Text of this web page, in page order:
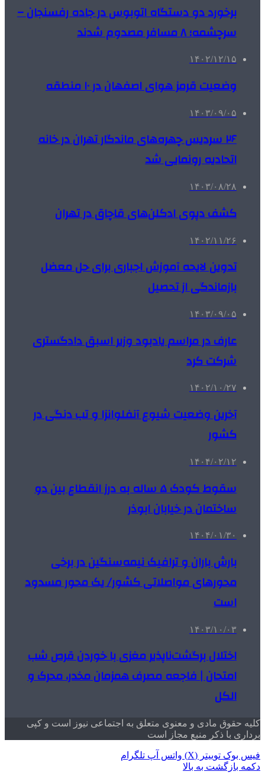
برخورد دو دستگاه اتوبوس در جاده رفسنجان –
سرچشمه؛ ۸ مسافر مصدوم شدند
۱۴۰۲/۱۲/۱۵
وضعیت قرمز هوای اصفهان در ۱۰ منطقه
۱۴۰۳/۰۹/۰۵
۲۶ سردیس چهره‌های ماندگار تهران در خانه
اتحادیه رونمایی شد
۱۴۰۳/۰۸/۲۸
کشف دپوی ادکلن‌های قاچاق در تهران
۱۴۰۲/۱۱/۲۶
تدوین لایحه آموزش اجباری برای حل معضل
بازماندگی از تحصیل
۱۴۰۳/۰۹/۰۵
عارف در مراسم یادبود وزیر اسبق دادگستری
شرکت کرد
۱۴۰۲/۱۰/۲۷
آخرین وضعیت شیوع آنفلوانزا و تب دنگی در
کشور
۱۴۰۴/۰۲/۱۲
سقوط کودک ۵ ساله به درز انقطاع بین دو
ساختمان در خیابان ابوذر
۱۴۰۴/۰۱/۳۰
بارش باران و ترافیک نیمه‌سنگین در برخی
محورهای مواصلاتی کشور/ یک محور مسدود
است
۱۴۰۳/۱۰/۰۳
اختلال برگشت‌ناپذیر مغزی با خوردن قرص شب
امتحان | فاجعه مصرف همزمان مخدر، محرک و
الکل
کلیه حقوق مادی و معنوی متعلق به اجتماعی نیوز است و کپی
برداری با ذکر منبع مجاز است
فیس بوک توییتر (X) واتس آپ تلگرام
دکمه بازگشت به بالا